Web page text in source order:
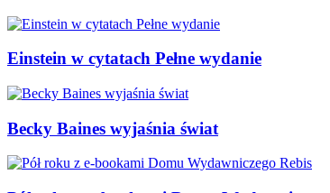
Einstein w cytatach Pełne wydanie
Becky Baines wyjaśnia świat